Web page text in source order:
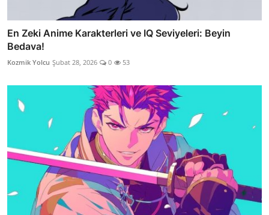
En Zeki Anime Karakterleri ve IQ Seviyeleri: Beyin
Bedava!
Kozmik Yolcu Şubat 28, 2026 0 53